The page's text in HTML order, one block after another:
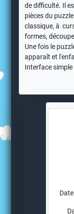
de difficulté. Il
pièces du
classique, à
formes,
Une fois le
apparaît et
Interface